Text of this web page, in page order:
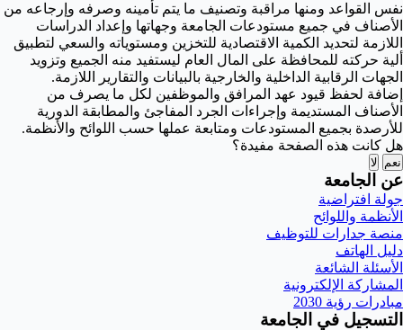
نفس القواعد ومنها مراقبة وتصنيف ما يتم تأمينه وصرفه وإرجاعه من
الأصناف في جميع مستودعات الجامعة وجهاتها وإعداد الدراسات
اللازمة لتحديد الكمية الاقتصادية للتخزين ومستوياته والسعي لتطبيق
ألية حركته للمحافظة على المال العام ليستفيد منه الجميع وتزويد
الجهات الرقابية الداخلية والخارجية بالبيانات والتقارير اللازمة.
إضافة لحفظ قيود عهد المرافق والموظفين لكل ما يصرف من
الأصناف المستديمة وإجراءات الجرد المفاجئ والمطابقة الدورية
للأرصدة بجميع المستودعات ومتابعة عملها حسب اللوائح والأنظمة.
هل كانت هذه الصفحة مفيدة؟
نعم لا
عن الجامعة
جولة افتراضية
الأنظمة واللوائح
منصة جدارات للتوظيف
دليل الهاتف
الأسئلة الشائعة
المشاركة الإلكترونية
مبادرات رؤية 2030
التسجيل في الجامعة